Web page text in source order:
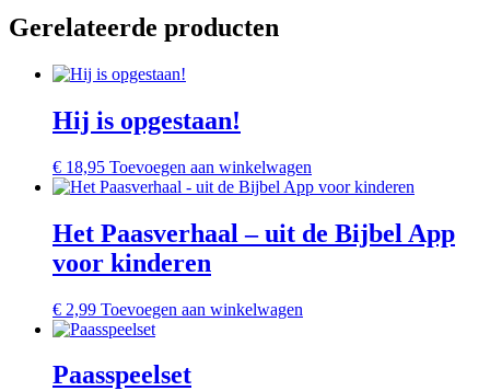
Gerelateerde producten
Hij is opgestaan!
€ 18,95 Toevoegen aan winkelwagen
Het Paasverhaal – uit de Bijbel App
voor kinderen
€ 2,99 Toevoegen aan winkelwagen
Paasspeelset